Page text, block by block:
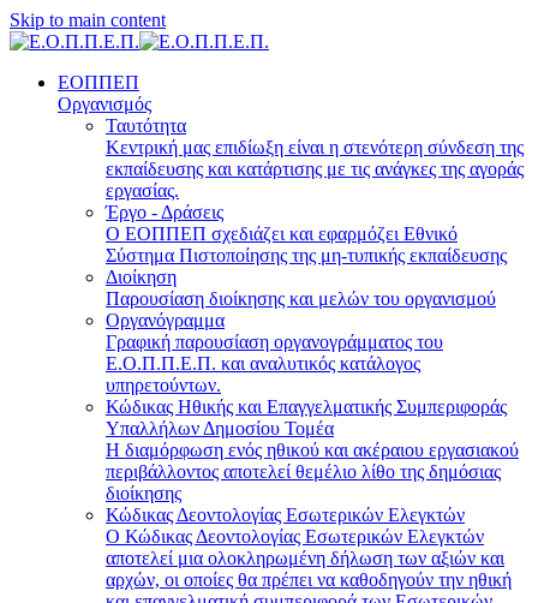
Skip to main content
ΕΟΠΠΕΠ
Οργανισμός
Ταυτότητα
Κεντρική μας επιδίωξη είναι η στενότερη σύνδεση της
εκπαίδευσης και κατάρτισης με τις ανάγκες της αγοράς
εργασίας.
Έργο - Δράσεις
Ο ΕΟΠΠΕΠ σχεδιάζει και εφαρμόζει Eθνικό
Σύστημα Πιστοποίησης της μη-τυπικής εκπαίδευσης
Διοίκηση
Παρουσίαση διοίκησης και μελών του οργανισμού
Οργανόγραμμα
Γραφική παρουσίαση οργανογράμματος του
Ε.Ο.Π.Π.Ε.Π. και αναλυτικός κατάλογος
υπηρετούντων.
Κώδικας Ηθικής και Επαγγελματικής Συμπεριφοράς
Υπαλλήλων Δημοσίου Τομέα
Η διαμόρφωση ενός ηθικού και ακέραιου εργασιακού
περιβάλλοντος αποτελεί θεμέλιο λίθο της δημόσιας
διοίκησης
Κώδικας Δεοντολογίας Εσωτερικών Ελεγκτών
Ο Κώδικας Δεοντολογίας Εσωτερικών Ελεγκτών
αποτελεί μια ολοκληρωμένη δήλωση των αξιών και
αρχών, οι οποίες θα πρέπει να καθοδηγούν την ηθική